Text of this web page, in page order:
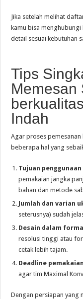
Jika setelah melihat
kamu bisa
detail sesuai kebutuhan
Tips
Memesan
Indah
Agar proses
beberapa hal yang
Tujuan penggunaan
pemakaian jangka
bahan dan metode
Jumlah dan varian
seterusnya) sudah
Desain dalam
resolusi tinggi atau
cetak lebih tajam.
Deadline pemakaian
agar tim Maximal
Dengan persiapan yang